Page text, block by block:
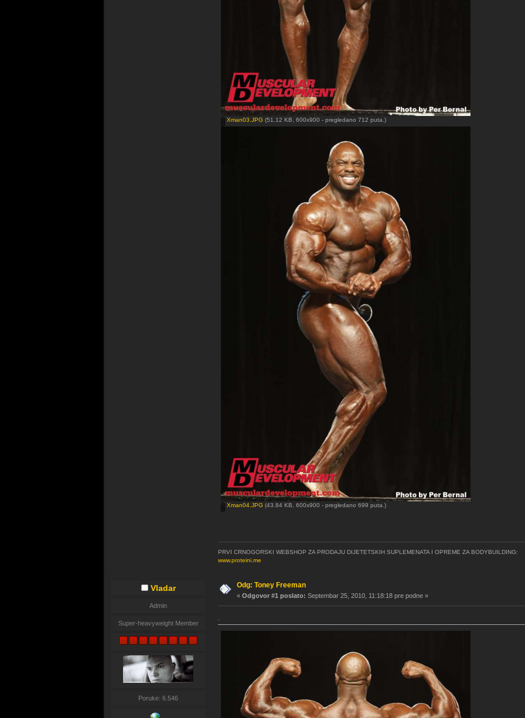
Xman03.JPG (51.12 KB, 600x900 - pregledano 712 puta.)
Xman04.JPG (43.84 KB, 600x900 - pregledano 699 puta.)
PRVI CRNOGORSKI WEBSHOP ZA PRODAJU DIJETETSKIH SUPLEMENATA I OPREME ZA BODYBUILDING:
www.proteini.me
Vladar
Admin
Super-heavyweight Member
Poruke: 6.546
Odg: Toney Freeman
« Odgovor #1 poslato: Septembar 25, 2010, 11:18:18 pre podne »